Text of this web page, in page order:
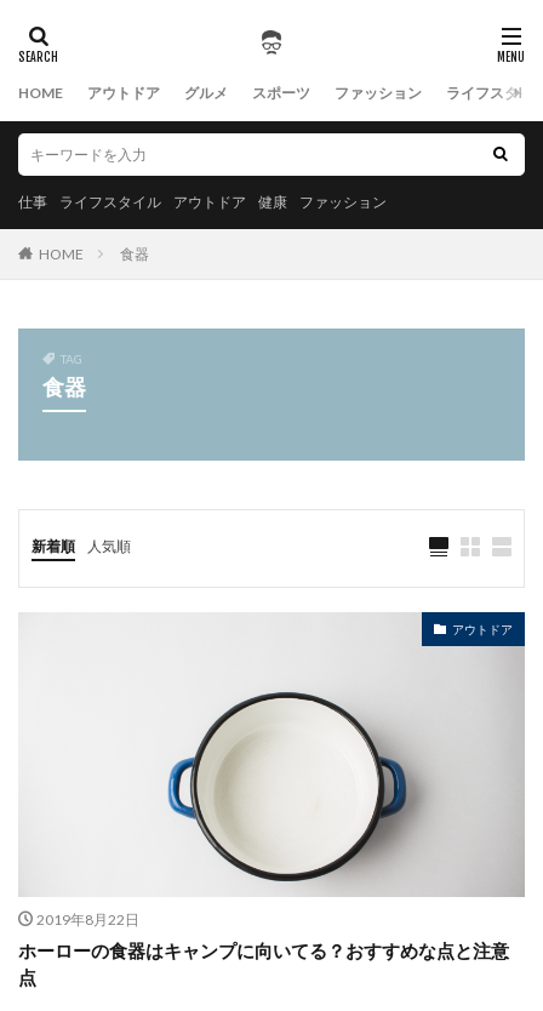
HOME アウトドア グルメ スポーツ ファッション ライフスタイ
仕事 ライフスタイル アウトドア 健康 ファッション
HOME 食器
TAG
食器
新着順 人気順
アウトドア
2019年8月22日
ホーローの食器はキャンプに向いてる？おすすめな点と注意
点